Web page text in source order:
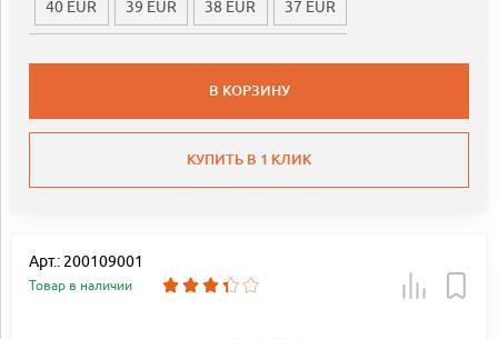
40 EUR 39 EUR 38 EUR 37 EUR
В КОРЗИНУ
КУПИТЬ В 1 КЛИК
Арт.: 200109001
Товар в наличии